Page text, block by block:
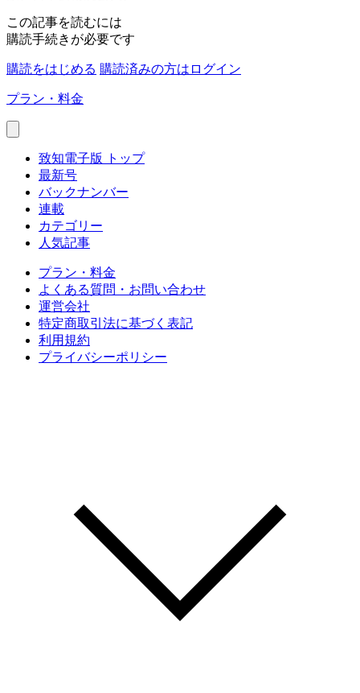
この記事を読むには
購読手続きが必要です
購読をはじめる 購読済みの方はログイン
プラン・料金
致知電子版 トップ
最新号
バックナンバー
連載
カテゴリー
人気記事
プラン・料金
よくある質問・お問い合わせ
運営会社
特定商取引法に基づく表記
利用規約
プライバシーポリシー